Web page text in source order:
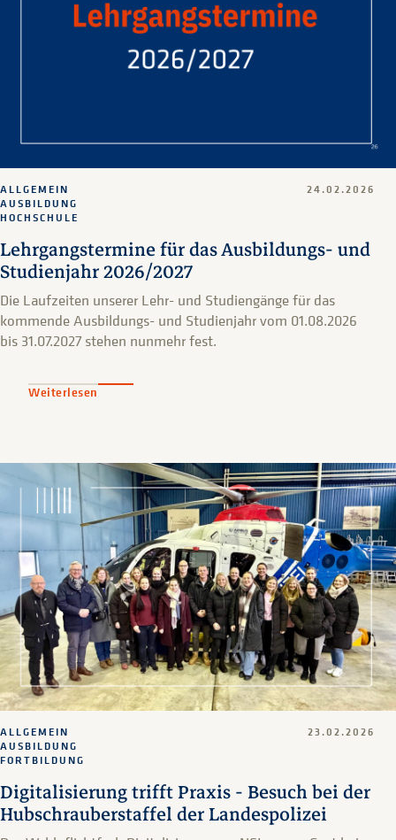
Lehrgangstermine für das Ausbildungs- und
Studienjahr 2026/2027
ALLGEMEIN
AUSBILDUNG
HOCHSCHULE
24.02.2026
Die Laufzeiten unserer Lehr- und Studiengänge für das
kommende Ausbildungs- und Studienjahr vom 01.08.2026
bis 31.07.2027 stehen nunmehr fest.
Weiterlesen
Digitalisierung trifft Praxis - Besuch bei der
Hubschrauberstaffel der Landespolizei
ALLGEMEIN
AUSBILDUNG
FORTBILDUNG
23.02.2026